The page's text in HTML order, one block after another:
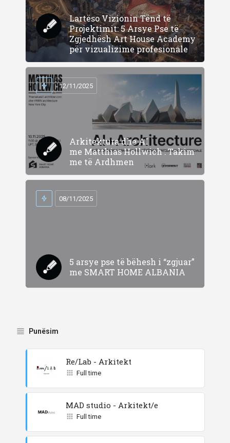
Lartëso Vizionin Tënd të
Projektimit: 5 Arsye Pse të
Zgjedhësh Art House Academy
për vizualizime profesionale
Arkitektura dhe AI
me Matthias Hollwich : Takim
me të Ardhmen
12/11/2025
5 arsye pse të bëhesh i “zgjuar”
me SMART HOME ALBANIA
08/11/2025
Punësim
Re/Lab - Arkitekt
Full time
MAD studio - Arkitekt/e
Full time